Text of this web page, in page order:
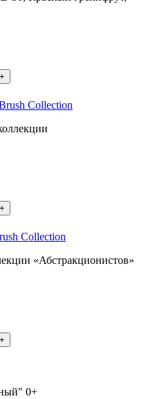
+
Collection
+
Collection
«Абстракционистов»
+
0+